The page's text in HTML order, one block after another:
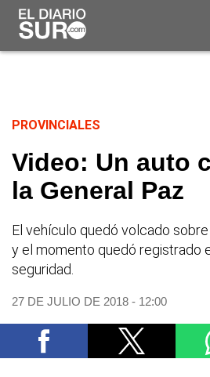
PROVINCIALES
Video: Un auto
la General Paz
El vehículo quedó volcado
y el momento quedó registrado
seguridad.
27 DE JULIO DE 2018 - 12:00